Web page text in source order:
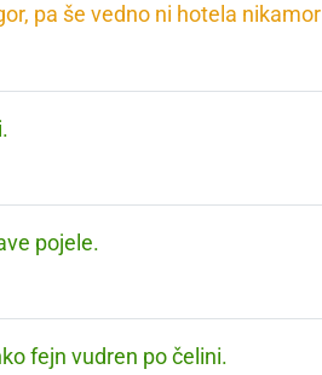
pa še vedno ni hotela nikamor
pojele.
fejn vudren po čelini.